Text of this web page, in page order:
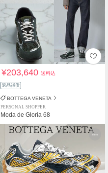
¥203,640送料込
返品補償
BOTTEGA VENETA
PERSONAL SHOPPER
Moda de Gloria 68